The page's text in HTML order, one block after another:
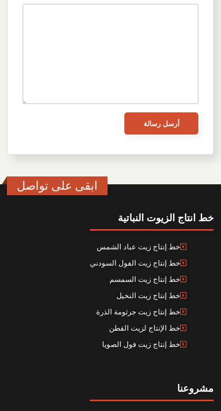
ابقى على تواصل
خط انتاج الزيوت النباتية
خط إنتاج زيت عباد الشمس
خط إنتاج زيت الفول السودني
خط إنتاج زيت السمسم
خط إنتاج زيت النخيل
خط إنتاج زيت جرثومة الذرة
خط الإنتاج لزيت القطن
خط إنتاج زيت فول الصويا
مشروعنا